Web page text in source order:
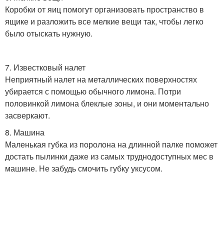
Коробки от яиц помогут организовать пространство в
ящике и разложить все мелкие вещи так, чтобы легко
было отыскать нужную.
7. Известковый налет
Неприятный налет на металлических поверхностях
убирается с помощью обычного лимона. Потри
половинкой лимона блеклые зоны, и они моментально
засверкают.
8. Машина
Маленькая губка из поролона на длинной палке поможет
достать пылинки даже из самых труднодоступных мес в
машине. Не забудь смочить губку уксусом.